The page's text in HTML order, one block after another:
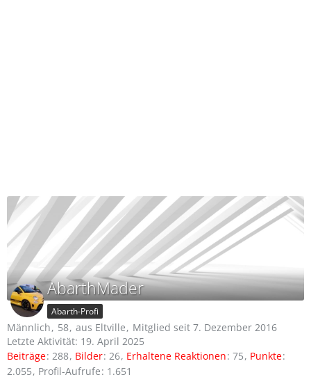
AbarthMader
Abarth-Profi
Männlich 58 aus Eltville
Mitglied seit 7. Dezember 2016
Letzte Aktivität: 19. April 2025
Beiträge 288 Bilder 26 Erhaltene Reaktionen 75 Punkte
2.055 Profil-Aufrufe 1.651